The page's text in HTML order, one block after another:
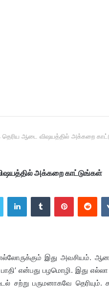
ஆடை விஷயத்தில் அக்கறை
அக்கறை காட்டுங்கள்
Twitter LinkedInTumblr Pinterest
இது அவசியம்.
என்பது பழமொழி. இது எல்லா
சற்று பருமனாகவே